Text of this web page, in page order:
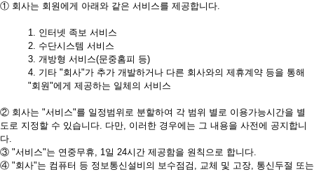
① 회사는 회원에게 아래와 같은 서비스를 제공합니다.
1. 인터넷 족보 서비스
2. 수단시스템 서비스
3. 개방형 서비스(문중홈피 등)
4. 기타 "회사"가 추가 개발하거나 다른 회사와의 제휴계약 등을 통해
"회원"에게 제공하는 일체의 서비스
② 회사는 "서비스"를 일정범위로 분할하여 각 범위 별로 이용가능시간을 별
도로 지정할 수 있습니다. 다만, 이러한 경우에는 그 내용을 사전에 공지합니
다.
③ "서비스"는 연중무휴, 1일 24시간 제공함을 원칙으로 합니다.
④ "회사"는 컴퓨터 등 정보통신설비의 보수점검, 교체 및 고장, 통신두절 또는